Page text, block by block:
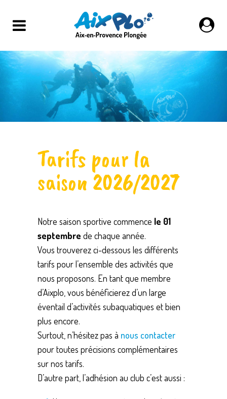
Tarifs pour la
saison 2026/2027
Notre saison sportive commence le 01
septembre de chaque année.
Vous trouverez ci-dessous les différents
tarifs pour l’ensemble des activités que
nous proposons. En tant que membre
d’Aixplo, vous bénéficierez d’un large
éventail d’activités subaquatiques et bien
plus encore.
Surtout, n’hésitez pas à nous contacter
pour toutes précisions complémentaires
sur nos tarifs.
D’autre part, l’adhésion au club c’est aussi :